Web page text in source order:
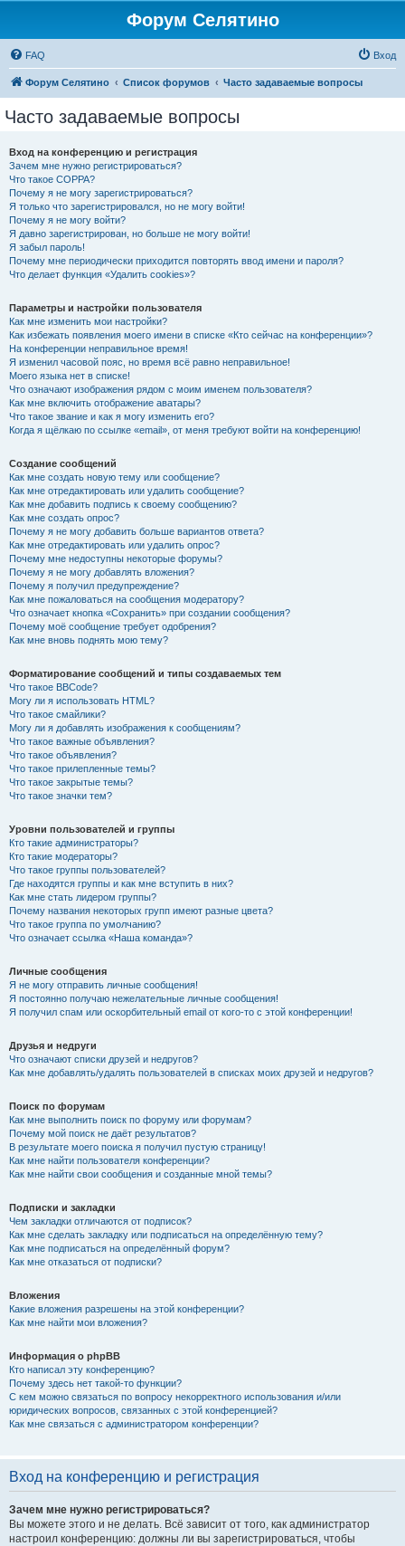
Форум Селятино
FAQ Вход
Форум Селятино Список форумов Часто задаваемые вопросы
Часто задаваемые вопросы
Вход на конференцию и регистрация
Зачем мне нужно регистрироваться?
Что такое COPPA?
Почему я не могу зарегистрироваться?
Я только что зарегистрировался, но не могу войти!
Почему я не могу войти?
Я давно зарегистрирован, но больше не могу войти!
Я забыл пароль!
Почему мне периодически приходится повторять ввод имени и пароля?
Что делает функция «Удалить cookies»?
Параметры и настройки пользователя
Как мне изменить мои настройки?
Как избежать появления моего имени в списке «Кто сейчас на конференции»?
На конференции неправильное время!
Я изменил часовой пояс, но время всё равно неправильное!
Моего языка нет в списке!
Что означают изображения рядом с моим именем пользователя?
Как мне включить отображение аватары?
Что такое звание и как я могу изменить его?
Когда я щёлкаю по ссылке «email», от меня требуют войти на конференцию!
Создание сообщений
Как мне создать новую тему или сообщение?
Как мне отредактировать или удалить сообщение?
Как мне добавить подпись к своему сообщению?
Как мне создать опрос?
Почему я не могу добавить больше вариантов ответа?
Как мне отредактировать или удалить опрос?
Почему мне недоступны некоторые форумы?
Почему я не могу добавлять вложения?
Почему я получил предупреждение?
Как мне пожаловаться на сообщения модератору?
Что означает кнопка «Сохранить» при создании сообщения?
Почему моё сообщение требует одобрения?
Как мне вновь поднять мою тему?
Форматирование сообщений и типы создаваемых тем
Что такое BBCode?
Могу ли я использовать HTML?
Что такое смайлики?
Могу ли я добавлять изображения к сообщениям?
Что такое важные объявления?
Что такое объявления?
Что такое прилепленные темы?
Что такое закрытые темы?
Что такое значки тем?
Уровни пользователей и группы
Кто такие администраторы?
Кто такие модераторы?
Что такое группы пользователей?
Где находятся группы и как мне вступить в них?
Как мне стать лидером группы?
Почему названия некоторых групп имеют разные цвета?
Что такое группа по умолчанию?
Что означает ссылка «Наша команда»?
Личные сообщения
Я не могу отправить личные сообщения!
Я постоянно получаю нежелательные личные сообщения!
Я получил спам или оскорбительный email от кого-то с этой конференции!
Друзья и недруги
Что означают списки друзей и недругов?
Как мне добавлять/удалять пользователей в списках моих друзей и недругов?
Поиск по форумам
Как мне выполнить поиск по форуму или форумам?
Почему мой поиск не даёт результатов?
В результате моего поиска я получил пустую страницу!
Как мне найти пользователя конференции?
Как мне найти свои сообщения и созданные мной темы?
Подписки и закладки
Чем закладки отличаются от подписок?
Как мне сделать закладку или подписаться на определённую тему?
Как мне подписаться на определённый форум?
Как мне отказаться от подписки?
Вложения
Какие вложения разрешены на этой конференции?
Как мне найти мои вложения?
Информация о phpBB
Кто написал эту конференцию?
Почему здесь нет такой-то функции?
С кем можно связаться по вопросу некорректного использования и/или
юридических вопросов, связанных с этой конференцией?
Как мне связаться с администратором конференции?
Вход на конференцию и регистрация
Зачем мне нужно регистрироваться?
Вы можете этого и не делать. Всё зависит от того, как администратор
настроил конференцию: должны ли вы зарегистрироваться, чтобы